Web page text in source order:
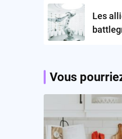
navigationLes
Vous